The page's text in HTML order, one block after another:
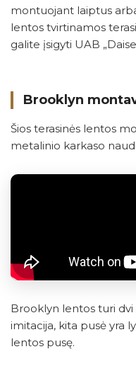
montuojant laiptus
lentos tvirtinamos
galite įsigyti UAB
Brooklyn
Šios terasinės lentos
metalinio karkaso
Brooklyn lentos turi dvi
imitacija, kita pusė yra
lentos pusę.